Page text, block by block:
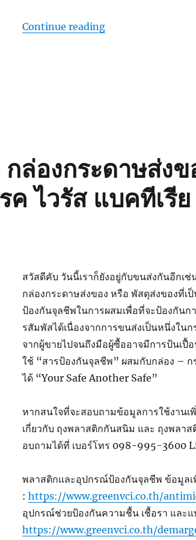
Continue reading“เชื้อแบคทีเรีย ในก
ล่องกระดาษส่ง
ไวรัส แบคทีเรีย
สวัสดีคับ วันนี้เราก็ยังอยู่กับขนส่งกันอีกเ
กล่องกระดาษส่งของ หรือ พัสดุส่งของที่เ
ป้องกันจุลชีพในการผสมเพื่อที่จะป้องกันก
รสัมพัสได้เนื่องจากการขนส่งเป็นหนึ่งใ
จากผู้ขายไปจนถึงมือผู้ซื้ออาจมีการป้นเปื้
ใช้ “สารป้องกันจุลชีพ” ผสมกับกล่อง –
ได้ “Your Safe Another Safe”
หากสนใจที่จะสอบถามข้อมูลการใช้งานเ
เกี่ยวกับ ถุงพลาสติกกันสนิม และ ถุงพลา
อบถามได้ที่ เบอร์โทร 098-995-3600
พลาสติกและอุปกรณ์ป้องกันจุลชีพ ข้อมูลเ
: https://www.greenvci.co.th/
อุปกรณ์ช่วยป้องกันความชื้น เชื้อรา และแ
https://www.greenvci.co.th/